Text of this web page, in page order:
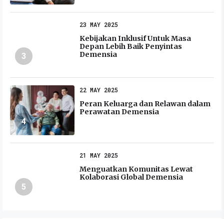
3
23 MAY 2025
Kebijakan Inklusif Untuk Masa
Depan Lebih Baik Penyintas
Demensia
4
22 MAY 2025
Peran Keluarga dan Relawan dalam
Perawatan Demensia
5
21 MAY 2025
Menguatkan Komunitas Lewat
Kolaborasi Global Demensia